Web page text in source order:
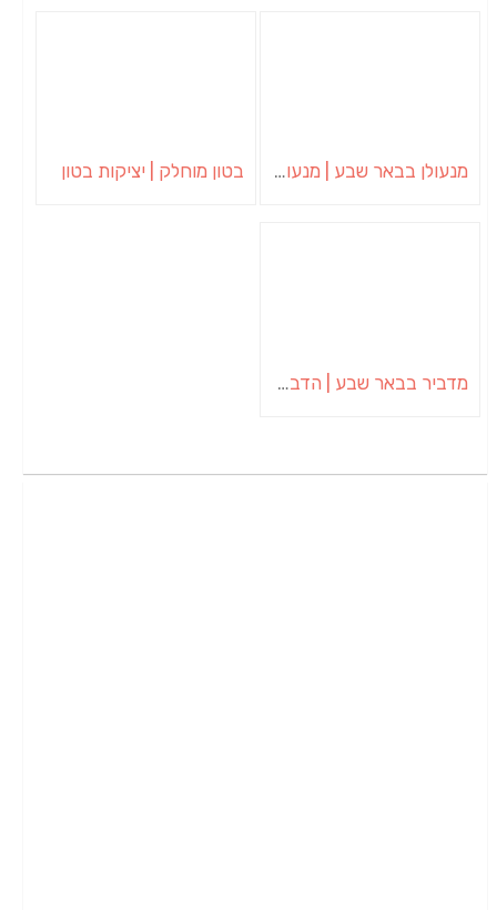
מנעולן בבאר שבע | מנעולן באופקים | ויטלי המנעולן בטון מוחלק | יציקות בטון
מדביר בבאר שבע | הדברה בבאר שבע | יוגב הדברות